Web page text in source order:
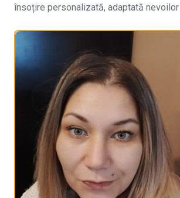
însoțire personalizată, adaptată